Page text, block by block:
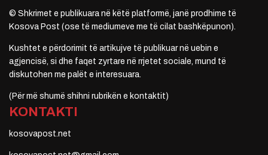
© Shkrimet e publikuara në këtë platformë, janë prodhime të
Kosova Post (ose të mediumeve me të cilat bashkëpunon).
Kushtet e përdorimit të artikujve të publikuar në uebin e
agjencisë, si dhe faqet zyrtare në rrjetet sociale, mund të
diskutohen me palët e interesuara.
(Për më shumë shihni rubrikën e kontaktit)
KONTAKTI
kosovapost.net